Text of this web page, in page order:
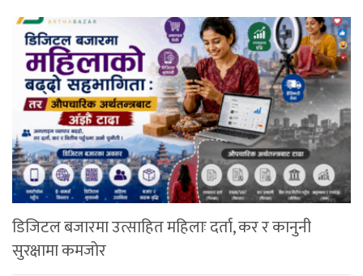
डिजिटल बजारमा उत्साहित महिलाः दर्ता, कर र कानुनी
सुरक्षामा कमजोर